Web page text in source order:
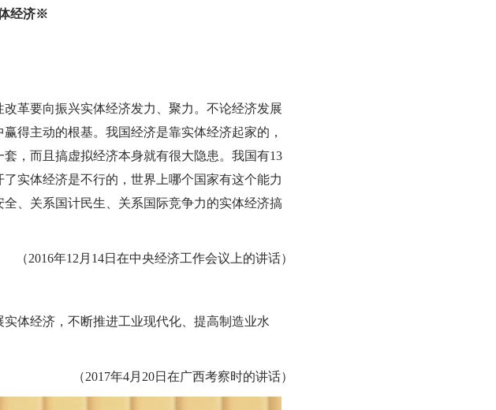
经济※
革要向振兴实体经济发力、聚力。不论经济发展
得主动的根基。我国经济是靠实体经济起家的，
，而且搞虚拟经济本身就有很大隐患。我国有13
实体经济是不行的，世界上哪个国家有这个能力
、关系国计民生、关系国际竞争力的实体经济搞
（2016年12月14日在中央经济工作会议上的讲话）
体经济，不断推进工业现代化、提高制造业水
（2017年4月20日在广西考察时的讲话）